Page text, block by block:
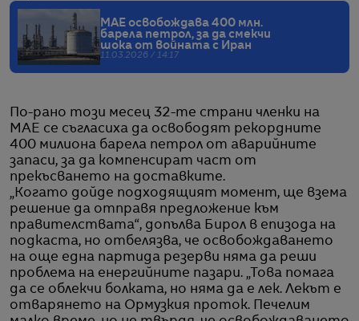
МАЕ освобождава 400 млн.
барела петрол, за да смекчи
шока от войната с Иран
11.03.2026 / 14:17
По-рано този месец 32-те страни членки на
МАЕ се съгласиха да освободят рекордните
400 милиона барела петрол от аварийните
запаси, за да компенсират част от
прекъсването на доставките.
„Когато дойде подходящият момент, ще взема
решение да отправя предложение към
правителствата“, допълва Бирол в епизода на
подкаста, но отбелязва, че освобождаването
на още една партида резерви няма да реши
проблема на енергийните пазари. „Това помага
да се облекчи болката, но няма да е лек. Лекът е
отварянето на Ормузкия проток. Печелим